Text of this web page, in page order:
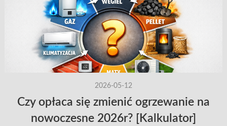
2026-05-12
Czy opłaca się zmienić ogrzewanie na
nowoczesne 2026r? [Kalkulator]